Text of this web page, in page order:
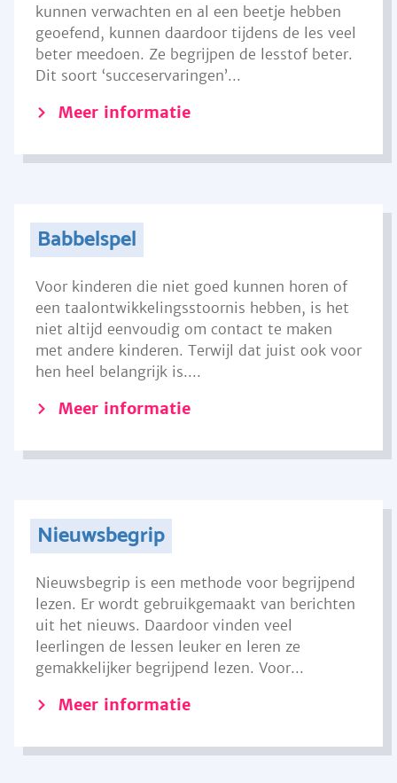
kunnen verwachten en al een beetje hebben
geoefend, kunnen daardoor tijdens de les veel
beter meedoen. Ze begrijpen de lesstof beter.
Dit soort ‘succeservaringen’...
Meer informatie
Babbelspel
Voor kinderen die niet goed kunnen horen of
een taalontwikkelingsstoornis hebben, is het
niet altijd eenvoudig om contact te maken
met andere kinderen. Terwijl dat juist ook voor
hen heel belangrijk is....
Meer informatie
Nieuwsbegrip
Nieuwsbegrip is een methode voor begrijpend
lezen. Er wordt gebruikgemaakt van berichten
uit het nieuws. Daardoor vinden veel
leerlingen de lessen leuker en leren ze
gemakkelijker begrijpend lezen. Voor...
Meer informatie